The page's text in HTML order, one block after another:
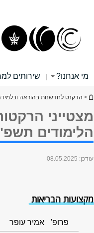
מי אנחנו? | שירותים
הינך נמצא כאן
> הדקנט לחדשנות בהוראה
מצטייני
הלימודים
עודכן: 08.05.2025
מקצועות הבריאות
פרופ' אמיר עופר